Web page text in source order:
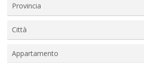
Provincia
Città
Appartamento